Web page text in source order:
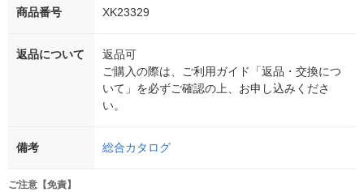
商品番号 XK23329
返品について
返品可
ご購入の際は、ご利用ガイド「返品・交換につ
いて」を必ずご確認の上、お申し込みくださ
い。
備考 総合カタログ
ご注意【免責】